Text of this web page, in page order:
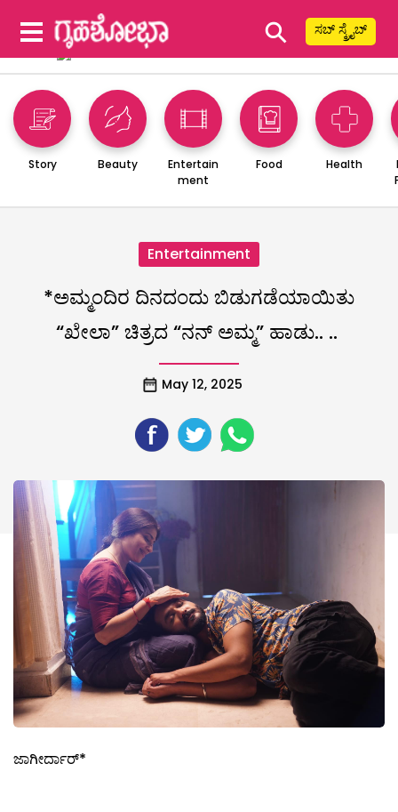
⚲ ಸಬ್ ಸ್ಕ್ರೈಬ್
Story Beauty
Entertain
ment
Food Health
Entertainment
*ಅಮ್ಮಂದಿರ ದಿನದಂದು ಬಿಡುಗಡೆಯಾಯಿತು
“ಖೇಲಾ” ಚಿತ್ರದ “ನನ್ ಅಮ್ಮ” ಹಾಡು.. ..
May 12, 2025
ಜಾಗೀರ್ದಾರ್*